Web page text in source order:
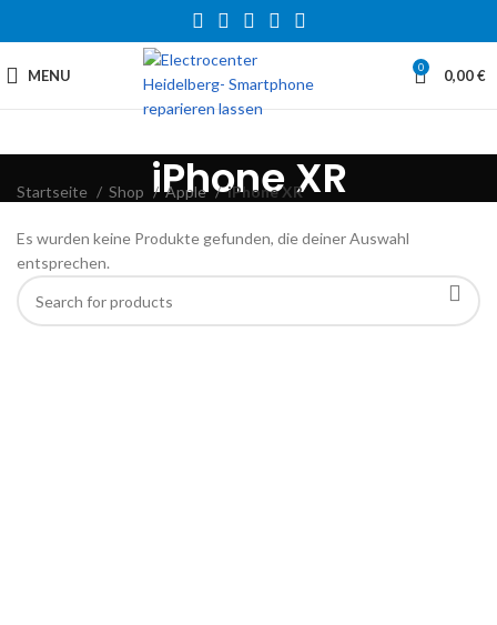
MENU 0 0,00€
iPhone XR
Startseite Shop Apple iPhone XR
Es wurden keine Produkte gefunden, die deiner Auswahl
entsprechen.